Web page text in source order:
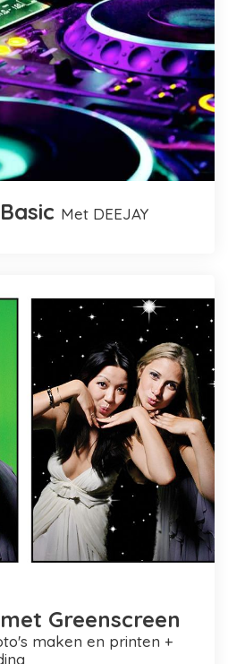
met DEEJAY
Greenscreen